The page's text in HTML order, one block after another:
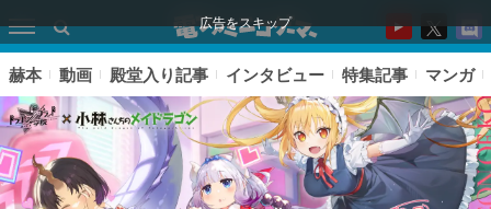
広告をスキップ
赫本 動画 殿堂入り記事 インタビュー 特集記事 マンガ